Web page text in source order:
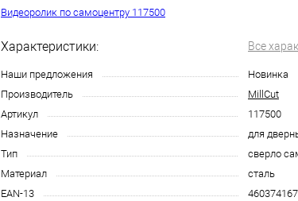
Видеоролик по самоцентру 117500
Характеристики: Все
Наши предложения
Новинка
Производитель
MillCut
Артикул
117500
Назначение
для
Тип
сверло
Материал
сталь
EAN-13